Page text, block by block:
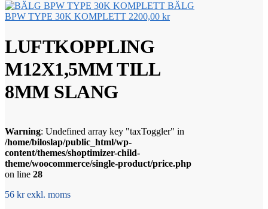
BÄLG
BPW TYPE 30K KOMPLETT 2200,00 kr
LUFTKOPPLING
M12X1,5MM TILL
8MM SLANG
Warning: Undefined array key "taxToggler" in
/home/biloslap/public_html/wp-
content/themes/shoptimizer-child-
theme/woocommerce/single-product/price.php
on line 28
56 kr exkl. moms